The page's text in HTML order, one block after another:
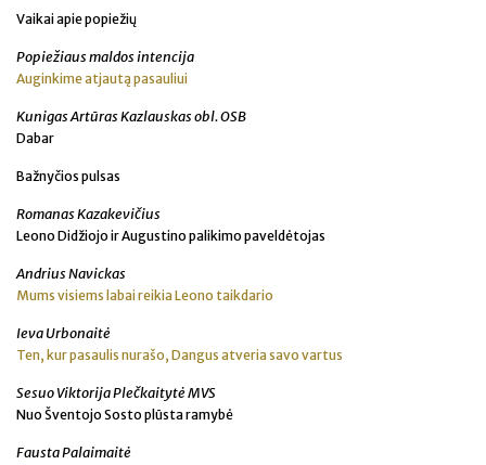
Vaikai apie popiežių
Popiežiaus maldos intencija
Auginkime atjautą pasauliui
Kunigas Artūras Kazlauskas obl. OSB
Dabar
Bažnyčios pulsas
Romanas Kazakevičius
Leono Didžiojo ir Augustino palikimo paveldėtojas
Andrius Navickas
Mums visiems labai reikia Leono taikdario
Ieva Urbonaitė
Ten, kur pasaulis nurašo, Dangus atveria savo vartus
Sesuo Viktorija Plečkaitytė MVS
Nuo Šventojo Sosto plūsta ramybė
Fausta Palaimaitė